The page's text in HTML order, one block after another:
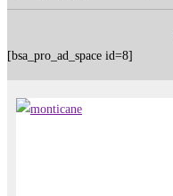
[bsa_pro_ad_space id=8]